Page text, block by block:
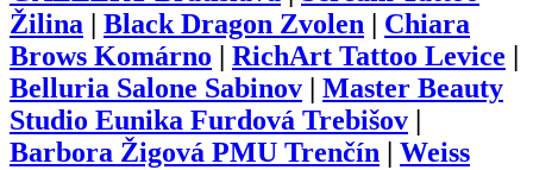
Žilina
Black Dragon Zvolen
Chiara
Brows Komárno
RichArt Tattoo Levice
Belluria Salone Sabinov
Master Beauty
Studio Eunika Furdová Trebišov
Barbora Žigová PMU Trenčín
Weiss